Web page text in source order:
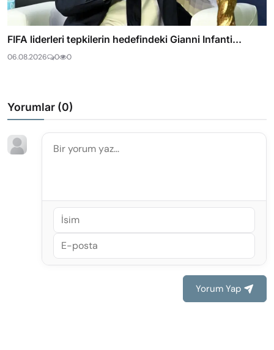
FIFA liderleri tepkilerin hedefindeki Gianni Infanti...
06.08.2026 0 0
Yorumlar (0)
Yorum Yap